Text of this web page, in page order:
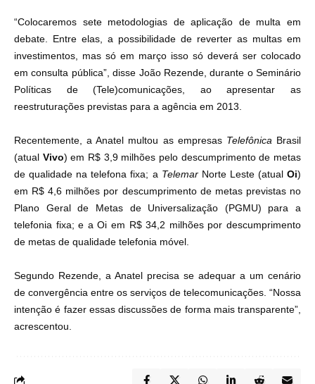
“Colocaremos sete metodologias de aplicação de multa em
debate. Entre elas, a possibilidade de reverter as multas em
investimentos, mas só em março isso só deverá ser colocado
em consulta pública”, disse João Rezende, durante o Seminário
Políticas de (Tele)comunicações, ao apresentar as
reestruturações previstas para a agência em 2013.
Recentemente, a Anatel multou as empresas Telefônica Brasil
(atual Vivo) em R$ 3,9 milhões pelo descumprimento de metas
de qualidade na telefona fixa; a Telemar Norte Leste (atualOi)
em R$ 4,6 milhões por descumprimento de metas previstas no
Plano Geral de Metas de Universalização (PGMU) para a
telefonia fixa; e a Oi em R$ 34,2 milhões por descumprimento
de metas de qualidade telefonia móvel.
Segundo Rezende, a Anatel precisa se adequar a um cenário
de convergência entre os serviços de telecomunicações. “Nossa
intenção é fazer essas discussões de forma mais transparente”,
acrescentou.